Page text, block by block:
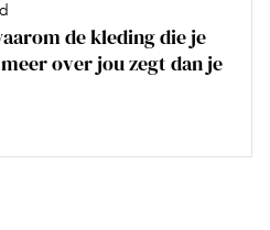
de kleding die je
over jou zegt dan je